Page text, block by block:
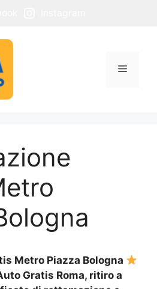
Menu
Metro Piazza Bologna
Gratis Roma, ritiro a